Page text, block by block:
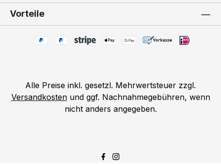
Vorteile
Alle Preise inkl. gesetzl. Mehrwertsteuer zzgl.
Versandkostenund ggf. Nachnahmegebühren, wenn
nicht anders angegeben.